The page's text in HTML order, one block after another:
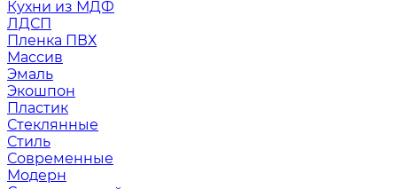
Кухни из МДФ
ЛДСП
Пленка ПВХ
Массив
Эмаль
Экошпон
Пластик
Стеклянные
Стиль
Современные
Модерн